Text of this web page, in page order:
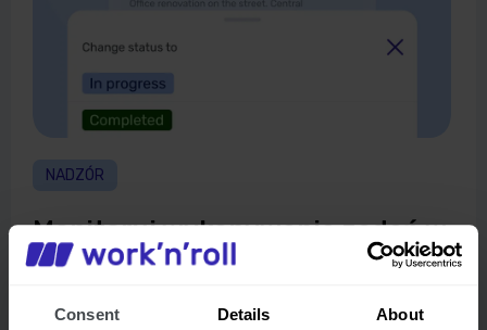
Consent Details About
NADZÓR
Monitoruj wykonywanie zadań w
czasie rzeczywistym
Bądź zawsze na bieżąco z tym, co dzieje się na